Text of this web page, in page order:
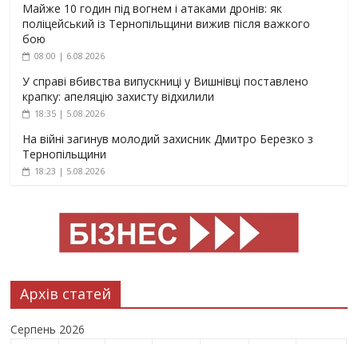
Майже 10 годин під вогнем і атаками дронів: як
поліцейський із Тернопільщини вижив після важкого
бою
08:00 | 6.08.2026
У справі вбивства випускниці у Вишнівці поставлено
крапку: апеляцію захисту відхилили
18:35 | 5.08.2026
На війні загинув молодий захисник Дмитро Березко з
Тернопільщини
18:23 | 5.08.2026
Архів статей
Серпень 2026